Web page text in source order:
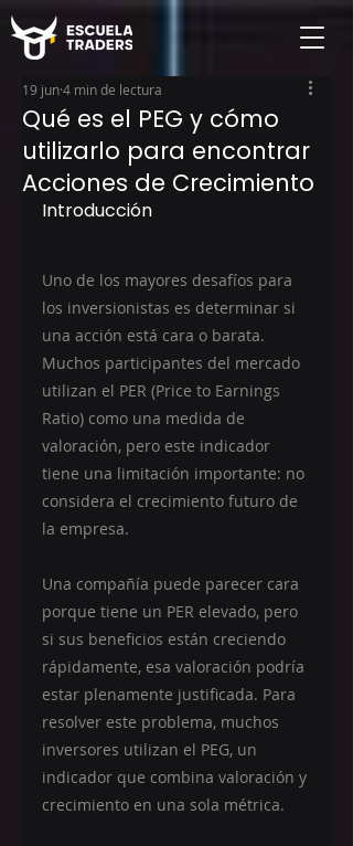
Qué es el PEG y cómo
utilizarlo para encontrar
Acciones de Crecimiento
19 jun4 min de lectura
Introducción
Uno de los mayores desafíos para
los inversionistas es determinar si
una acción está cara o barata.
Muchos participantes del mercado
utilizan el PER (Price to Earnings
Ratio) como una medida de
valoración, pero este indicador
tiene una limitación importante: no
considera el crecimiento futuro de
la empresa.
Una compañía puede parecer cara
porque tiene un PER elevado, pero
si sus beneficios están creciendo
rápidamente, esa valoración podría
estar plenamente justificada. Para
resolver este problema, muchos
inversores utilizan el PEG, un
indicador que combina valoración y
crecimiento en una sola métrica.